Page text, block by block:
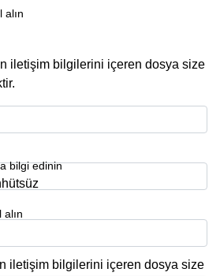
alın
iletişim bilgilerini içeren dosya size
bilgi edinin
iletişim bilgilerini içeren dosya size